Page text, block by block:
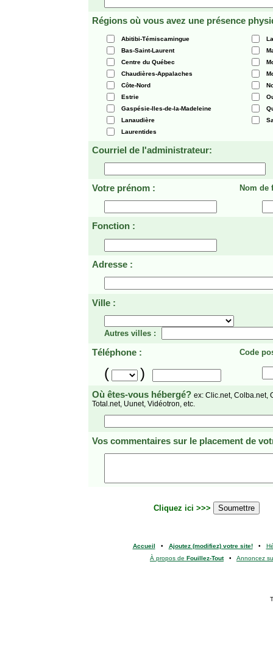
Régions où vous avez une présence
Abitibi-Témiscamingue
Bas-Saint-Laurent
Centre du Québec
Chaudières-Appalaches
Côte-Nord
Estrie
Gaspésie-Iles-de-la-Madeleine
Lanaudière
Laurentides
Courriel de l'administrateur:
Votre prénom : Nom de
Fonction :
Adresse :
Ville :
Autres villes :
Téléphone : Code
( )
Où êtes-vous hébergé? ex: Clic.net, Colba.net,
Total.net, Uunet, Vidéotron, etc.
Vos commentaires sur le placement de
Cliquez ici >>>
Accueil • Ajoutez (modifiez) votre site!•
À propos de Fouillez-Tout• Annoncez